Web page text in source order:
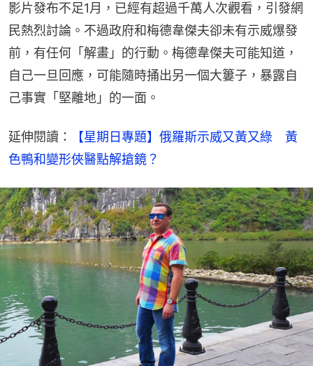
影片發布不足1月，已經有超過千萬人次觀看，引發網
民熱烈討論。不過政府和梅德韋傑夫卻未有示威爆發
前，有任何「解畫」的行動。梅德韋傑夫可能知道，
自己一旦回應，可能隨時捅出另一個大簍子，暴露自
己事實「堅離地」的一面。
延伸閱讀：
【星期日專題】俄羅斯示威又黃又綠　黃
色鴨和變形俠醫點解搶鏡？